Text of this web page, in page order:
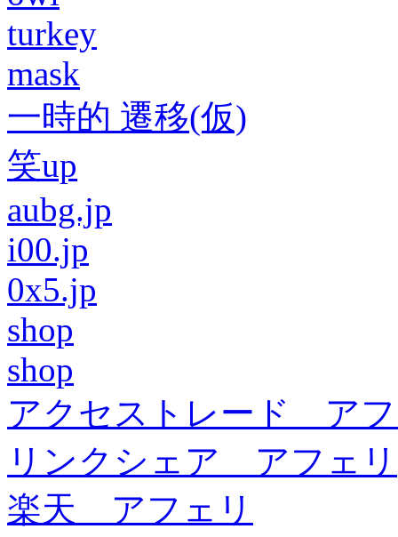
turkey
mask
一時的 遷移(仮)
笑up
aubg.jp
i00.jp
0x5.jp
shop
shop
アクセストレード ア
リンクシェア アフェリ
楽天 アフェリ